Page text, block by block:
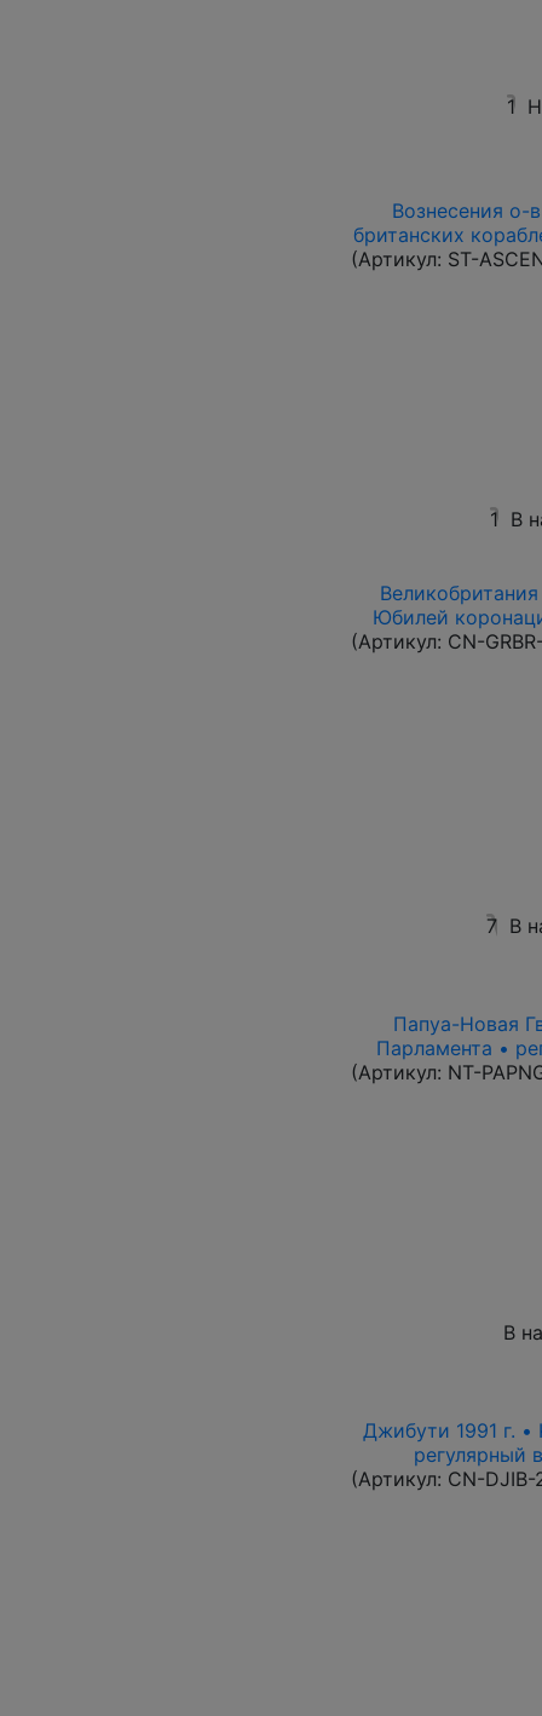
1
Вознесения о-
британских
(Артикул: ST-
1 В
Юбилей
(Артикул: CN-
7 В
Папуа-Новая
Парламента •
(Артикул: NT-
В
Джибути 1991 г.
регулярный
(Артикул: CN-DJIB-